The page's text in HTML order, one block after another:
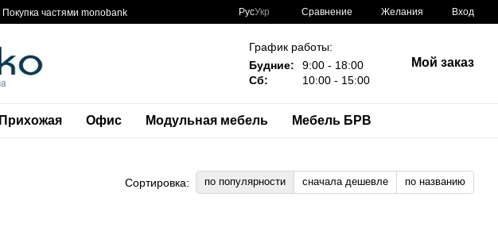
Покупка частями monobank
РусУкр Сравнение Желания Вход
График работы:
Будние:
9:00 - 18:00
Сб:
10:00 - 15:00
Мой заказ
Прихожая Офис Модульная мебель Мебель БРВ
Сортировка: по популярности сначала дешевле по названию